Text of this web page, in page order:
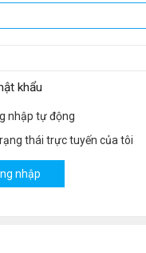
khẩu
nhập tự động
thái trực tuyến của tôi